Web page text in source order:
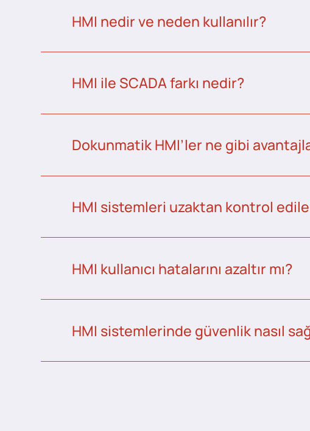
HMI nedir ve neden kullanılır?
HMI ile SCADA farkı nedir?
Dokunmatik HMI’ler ne gibi
HMI sistemleri uzaktan kontrol
HMI kullanıcı hatalarını azaltır mı?
HMI sistemlerinde güvenlik nasıl